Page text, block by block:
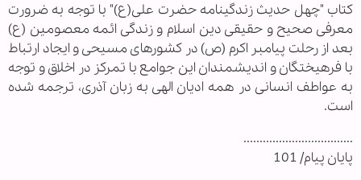
کتاب "چهل حدیث زندگینامه حضرت علی(ع)" با توجه به ضرورت
معرفی صحیح و حقیقی دین اسلام و زندگی ائمه معصومین (ع)
بعد از رحلت پیامبر اکرم (ص) در کشورهای مسیحی و ایجاد ارتباط
با فرهیختگان و اندیشمندان این جوامع با تمرکز در اخلاق و توجه
به عواطف انسانی در همه ادیان الهی به زبان آذری، ترجمه شده
است.
..................................
پایان پیام/ 101